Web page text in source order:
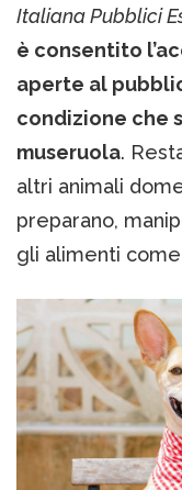
Italiana Pubblici
è consentito
aperte al
condizione che
museruola.
altri animali
preparano,
gli alimenti